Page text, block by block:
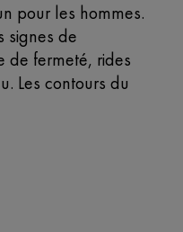
pour les hommes.
signes de
de fermeté, rides
Les contours du